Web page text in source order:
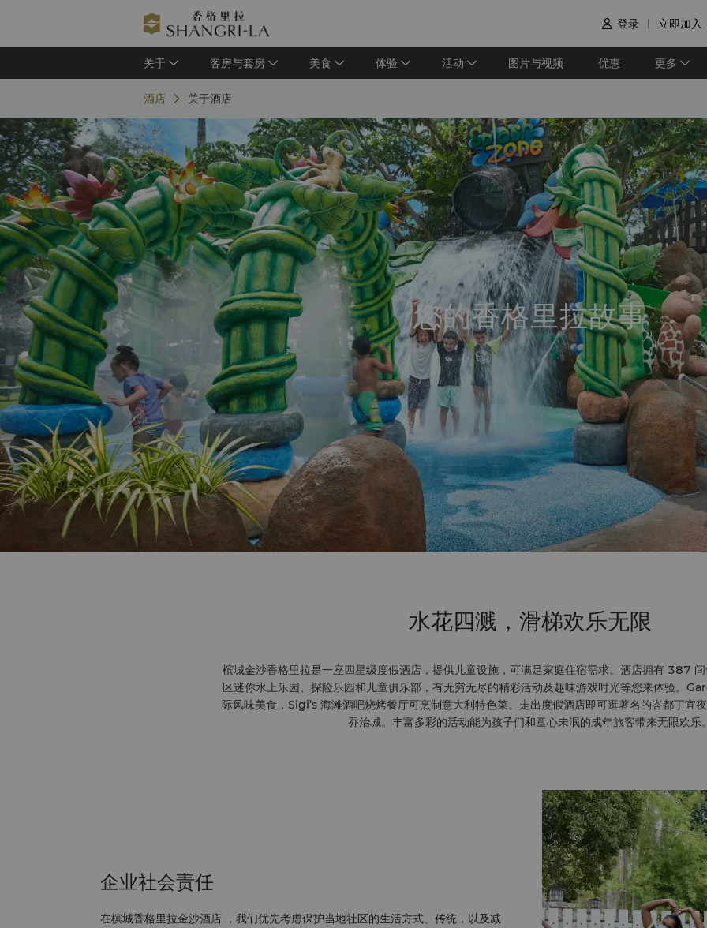
 登录 立即加入
关于 客房与套房 美食 体验 活动 图片与视频 优惠 更多
酒店 关于酒店
您的香格里拉故事
水花四溅，滑梯欢乐无限
槟城金沙香格里拉是一座四星级度假酒店，提供儿童设施，可满足家庭住宿需求。酒店拥有 387
区迷你水上乐园、探险乐园和儿童俱乐部，有无穷无尽的精彩活动及趣味游戏时光等您来体验。
际风味美食，Sigi’s 海滩酒吧烧烤餐厅可烹制意大利特色菜。走出度假酒店即可逛著名的峇都丁宜
乔治城。丰富多彩的活动能为孩子们和童心未泯的成年旅客带来无限欢乐
企业社会责任
在槟城香格里拉金沙酒店 ，我们优先考虑保护当地社区的生活方式、传统，以及减